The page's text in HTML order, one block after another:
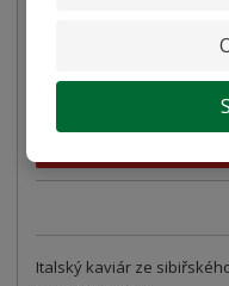
3
Italský kaviár ze